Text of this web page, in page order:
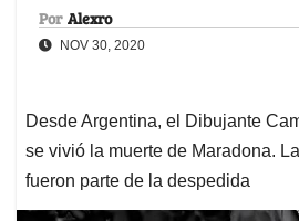
Por Alexro
NOV 30, 2020
Desde Argentina, el Dibujante
se vivió la muerte de Maradona.
fueron parte de la despedida